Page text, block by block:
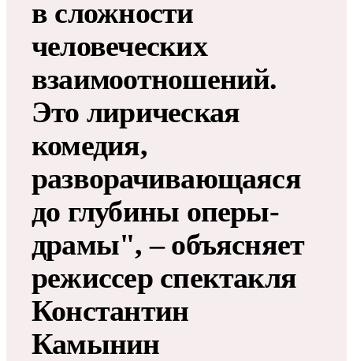
в сложности
человеческих
взаимоотношений.
Это лирическая
комедия,
разворачивающаяся
до глубины оперы-
драмы", – объясняет
режиссер спектакля
Константин
Камынин